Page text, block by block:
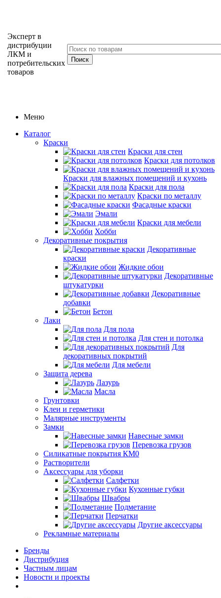
Эксперт в
дистрибуции
ЛКМ и
потребительских
товаров
Меню
Каталог
Краски
Краски для стен
Краски для потолков
Краски для влажных помещений и кухонь
Краски для пола
Краски по металлу
Фасадные краски
Эмали
Краски для мебели
Хобби
Декоративные покрытия
Декоративные
краски
Жидкие обои
Декоративные
штукатурки
Декоративные
добавки
Бетон
Лаки
Для пола
Для стен и потолка
Для
декоративных покрытий
Для мебели
Защита дерева
Лазурь
Масла
Грунтовки
Клеи и герметики
Малярные инструменты
Замки
Навесные замки
Перевозка грузов
Силикатные покрытия КМ0
Растворители
Аксессуары для уборки
Салфетки
Кухонные губки
Швабры
Подметание
Перчатки
Другие аксессуары
Рекламные материалы
Бренды
Дистрибуция
Частным лицам
Новости и проекты